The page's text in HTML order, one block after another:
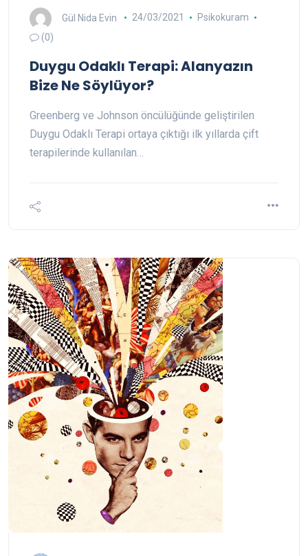
Gül Nida Evin 24/03/2021
Psikokuram
(0)
Duygu Odaklı Terapi: Alanyazın
Bize Ne Söylüyor?
Greenberg ve Johnson öncülüğünde geliştirilen
Duygu Odaklı Terapi ortaya çıktığı ilk yıllarda çift
terapilerinde kullanılan…